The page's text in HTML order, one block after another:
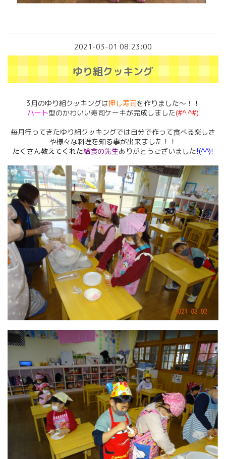
2021-03-01 08:23:00
ゆり組クッキング
3月のゆり組クッキングは押し寿司を作りました～！！
ハート型のかわいい寿司ケーキが完成しました(#^.^#)
毎月行ってきたゆり組クッキングでは自分で作って食べる楽しさ
や様々な料理を知る事が出来ました！！
たくさん教えてくれた給食の先生ありがとうございました!(^^)!